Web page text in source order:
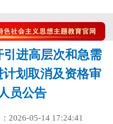
引进高层次和急需
划取消及资格审
员公告
2026-05-14 17:24:41